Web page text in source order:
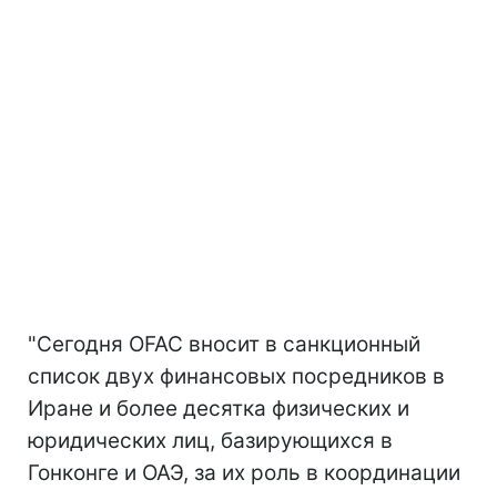
"Сегодня OFAC вносит в санкционный
список двух финансовых посредников в
Иране и более десятка физических и
юридических лиц, базирующихся в
Гонконге и ОАЭ, за их роль в координации